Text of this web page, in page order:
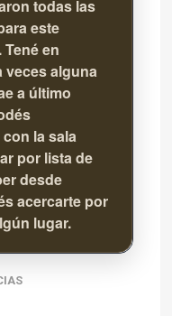
todas las
este
en
veces alguna
a último
la sala
por lista de
desde
acercarte por
lugar.